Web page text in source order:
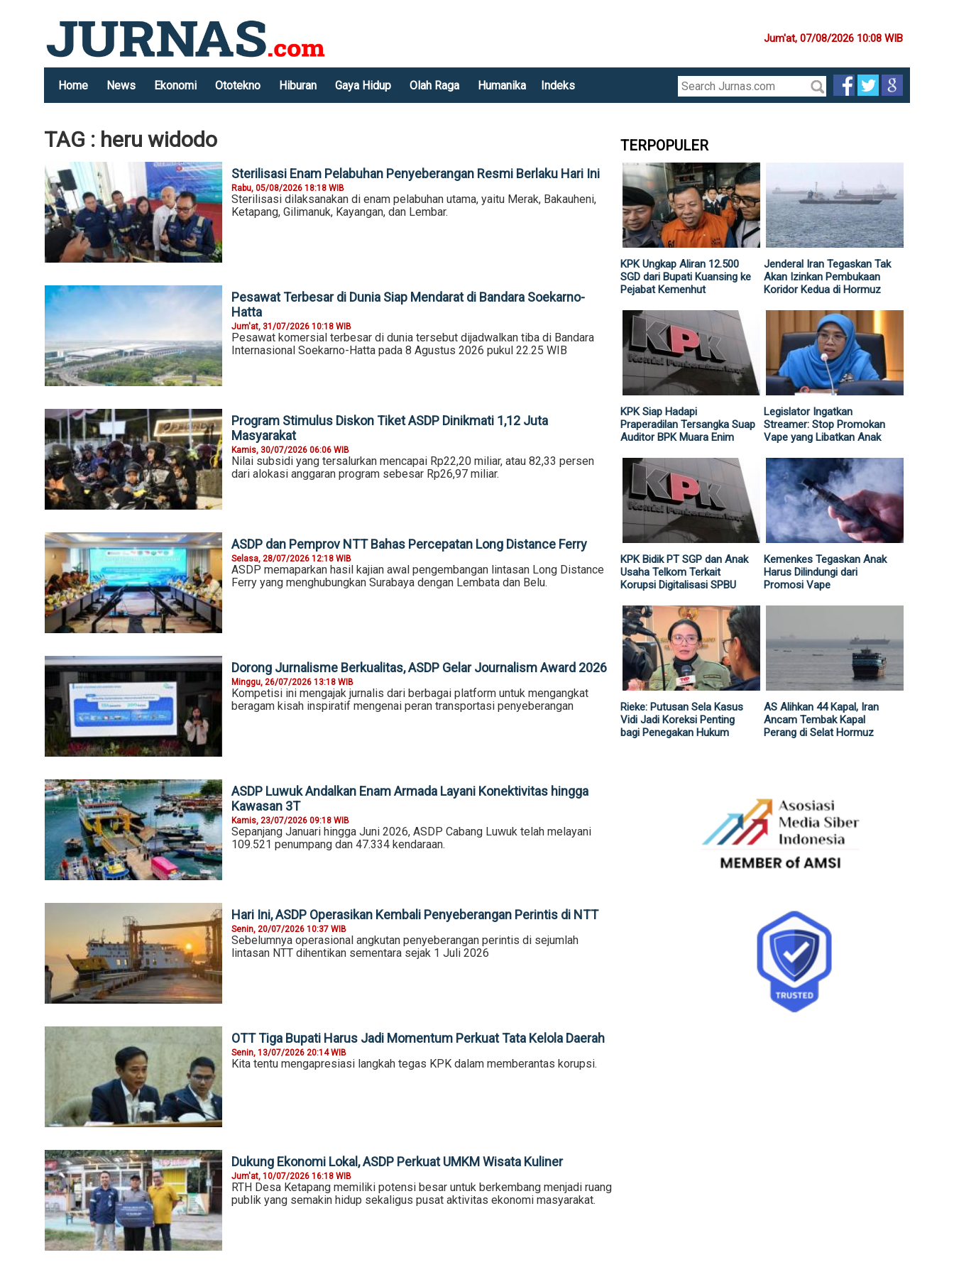
Jum'at, 07/08/2026 10:08 WIB
Home News Ekonomi Ototekno Hiburan Gaya Hidup Olah Raga Humanika Indeks
TAG : heru widodo
Sterilisasi Enam Pelabuhan Penyeberangan Resmi Berlaku Hari Ini
Rabu, 05/08/2026 18:18 WIB
Sterilisasi dilaksanakan di enam pelabuhan utama, yaitu Merak, Bakauheni,
Ketapang, Gilimanuk, Kayangan, dan Lembar.
Pesawat Terbesar di Dunia Siap Mendarat di Bandara Soekarno-
Hatta
Jum'at, 31/07/2026 10:18 WIB
Pesawat komersial terbesar di dunia tersebut dijadwalkan tiba di Bandara
Internasional Soekarno-Hatta pada 8 Agustus 2026 pukul 22.25 WIB
Program Stimulus Diskon Tiket ASDP Dinikmati 1,12 Juta
Masyarakat
Kamis, 30/07/2026 06:06 WIB
Nilai subsidi yang tersalurkan mencapai Rp22,20 miliar, atau 82,33 persen
dari alokasi anggaran program sebesar Rp26,97 miliar.
ASDP dan Pemprov NTT Bahas Percepatan Long Distance Ferry
Selasa, 28/07/2026 12:18 WIB
ASDP memaparkan hasil kajian awal pengembangan lintasan Long Distance
Ferry yang menghubungkan Surabaya dengan Lembata dan Belu.
Dorong Jurnalisme Berkualitas, ASDP Gelar Journalism Award 2026
Minggu, 26/07/2026 13:18 WIB
Kompetisi ini mengajak jurnalis dari berbagai platform untuk mengangkat
beragam kisah inspiratif mengenai peran transportasi penyeberangan
ASDP Luwuk Andalkan Enam Armada Layani Konektivitas hingga
Kawasan 3T
Kamis, 23/07/2026 09:18 WIB
Sepanjang Januari hingga Juni 2026, ASDP Cabang Luwuk telah melayani
109.521 penumpang dan 47.334 kendaraan.
Hari Ini, ASDP Operasikan Kembali Penyeberangan Perintis di NTT
Senin, 20/07/2026 10:37 WIB
Sebelumnya operasional angkutan penyeberangan perintis di sejumlah
lintasan NTT dihentikan sementara sejak 1 Juli 2026
OTT Tiga Bupati Harus Jadi Momentum Perkuat Tata Kelola Daerah
Senin, 13/07/2026 20:14 WIB
Kita tentu mengapresiasi langkah tegas KPK dalam memberantas korupsi.
Dukung Ekonomi Lokal, ASDP Perkuat UMKM Wisata Kuliner
Jum'at, 10/07/2026 16:18 WIB
RTH Desa Ketapang memiliki potensi besar untuk berkembang menjadi ruang
publik yang semakin hidup sekaligus pusat aktivitas ekonomi masyarakat.
TERPOPULER
KPK Ungkap Aliran 12.500
SGD dari Bupati Kuansing ke
Pejabat Kemenhut
Jenderal Iran Tegaskan Tak
Akan Izinkan Pembukaan
Koridor Kedua di Hormuz
KPK Siap Hadapi
Praperadilan Tersangka Suap
Auditor BPK Muara Enim
Legislator Ingatkan
Streamer: Stop Promokan
Vape yang Libatkan Anak
KPK Bidik PT SGP dan Anak
Usaha Telkom Terkait
Korupsi Digitalisasi SPBU
Kemenkes Tegaskan Anak
Harus Dilindungi dari
Promosi Vape
Rieke: Putusan Sela Kasus
Vidi Jadi Koreksi Penting
bagi Penegakan Hukum
AS Alihkan 44 Kapal, Iran
Ancam Tembak Kapal
Perang di Selat Hormuz